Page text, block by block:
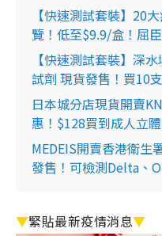
【快速測試套裝】20
覽！低至$9.9/盒！屈
【快速測試套裝】深
試劑 現貨發售！買10
日本城分店現貨開賣
惠！$128買到成人立
MEDEIS開賣香港衛生
發售！可檢測Delta、
▼緊貼最新疫情消息▼